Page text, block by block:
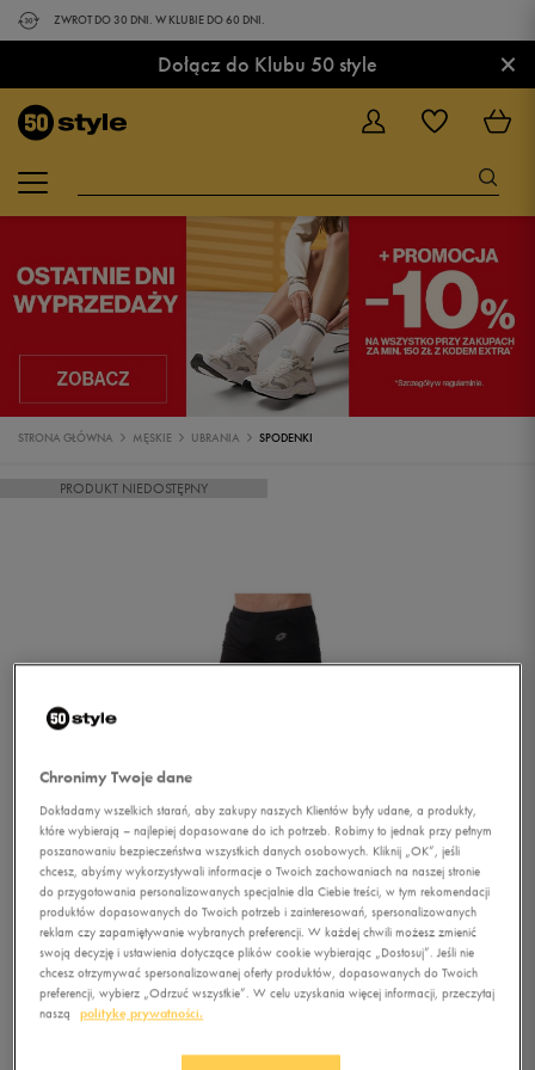
ZWROT DO 30 DNI. W KLUBIE DO 60 DNI.
Dołącz do Klubu 50 style ×
STRONA GŁÓWNA MĘSKIE UBRANIA SPODENKI
PRODUKT NIEDOSTĘPNY
1/4
Chronimy Twoje dane
Dokładamy wszelkich starań, aby zakupy naszych Klientów były udane, a produkty,
które wybierają – najlepiej dopasowane do ich potrzeb. Robimy to jednak przy pełnym
poszanowaniu bezpieczeństwa wszystkich danych osobowych. Kliknij „OK”, jeśli
chcesz, abyśmy wykorzystywali informacje o Twoich zachowaniach na naszej stronie
do przygotowania personalizowanych specjalnie dla Ciebie treści, w tym rekomendacji
produktów dopasowanych do Twoich potrzeb i zainteresowań, spersonalizowanych
reklam czy zapamiętywanie wybranych preferencji. W każdej chwili możesz zmienić
swoją decyzję i ustawienia dotyczące plików cookie wybierając „Dostosuj”. Jeśli nie
chcesz otrzymywać spersonalizowanej oferty produktów, dopasowanych do Twoich
preferencji, wybierz „Odrzuć wszystkie”. W celu uzyskania więcej informacji, przeczytaj
naszą
politykę prywatności.